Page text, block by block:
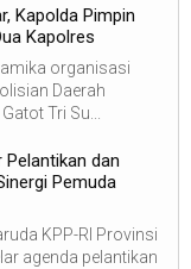
Kapolda Pimpin
Kapolres
organisasi
Daerah
Tri Su...
Pelantikan dan
Pemuda
KPP-RI Provinsi
agenda pelantikan